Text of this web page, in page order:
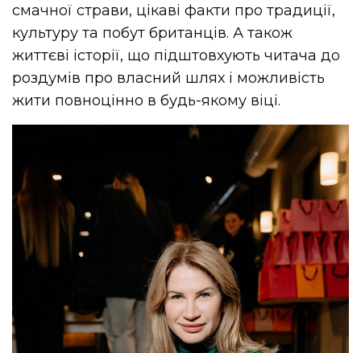
смачної страви, цікаві факти про традиції,
культуру та побут британців. А також
життєві історії, що підштовхують читача до
роздумів про власний шлях і можливість
жити повноцінно в будь-якому віці.